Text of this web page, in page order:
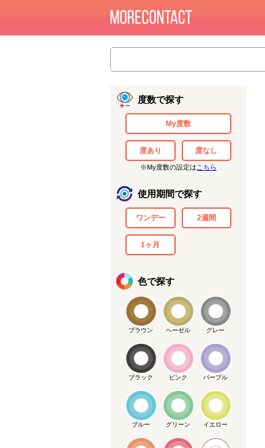
度数で探す
My度数
度あり 度なし
※My度数の設定は こちら
使用期間で探す
ワンデー 2週間
1ヶ月
色で探す
ブラウン ヘーゼル グレー
ブラック ピンク パープル
ブルー グリーン イエロー